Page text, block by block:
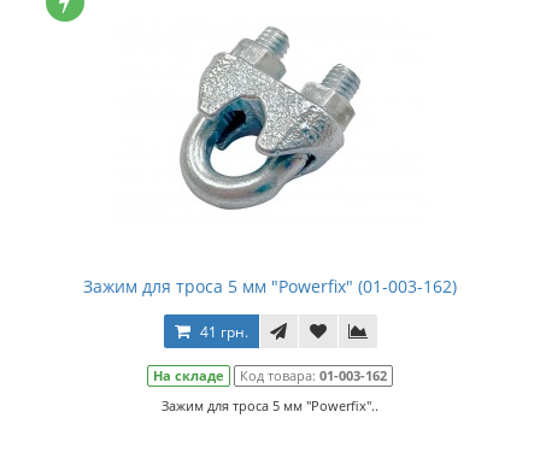
Зажим для троса 5 мм "Powerfix" (01-003-162)
41 грн.
На складе Код товара: 01-003-162
Зажим для троса 5 мм "Powerfix"..